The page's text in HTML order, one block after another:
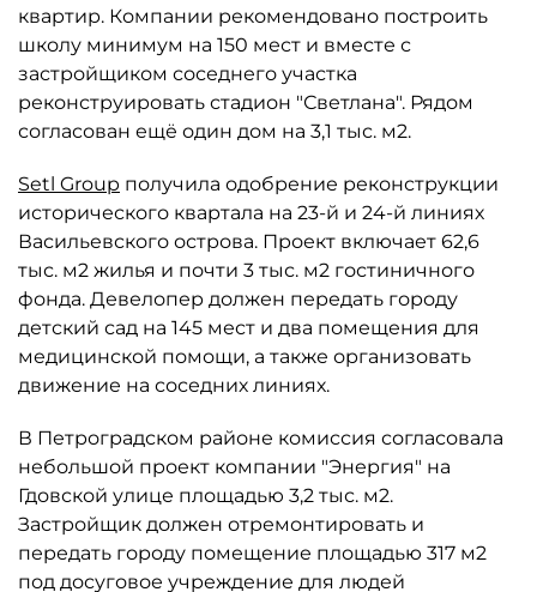
квартир. Компании рекомендовано построить
школу минимум на 150 мест и вместе с
застройщиком соседнего участка
реконструировать стадион "Светлана". Рядом
согласован ещё один дом на 3,1 тыс. м2.
Setl Group получила одобрение реконструкции
исторического квартала на 23-й и 24-й линиях
Васильевского острова. Проект включает 62,6
тыс. м2 жилья и почти 3 тыс. м2 гостиничного
фонда. Девелопер должен передать городу
детский сад на 145 мест и два помещения для
медицинской помощи, а также организовать
движение на соседних линиях.
В Петроградском районе комиссия согласовала
небольшой проект компании "Энергия" на
Гдовской улице площадью 3,2 тыс. м2.
Застройщик должен отремонтировать и
передать городу помещение площадью 317 м2
под досуговое учреждение для людей